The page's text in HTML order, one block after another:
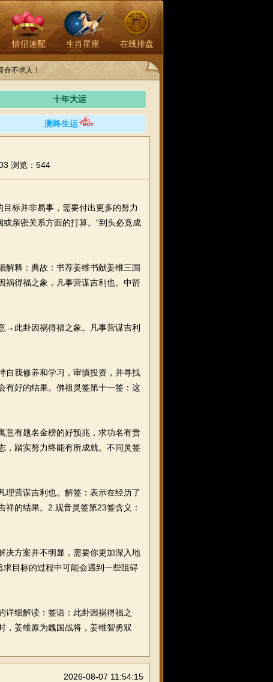
情侣速配 生肖星座 在线排盘
不求人！
十年大运
测终生运
浏览：544
标并非易事，需要付出更多的努力
亲密关系方面的打算。“到头必竟成
释：典故：书荐姜维书献姜维三国
祸得福之象，凡事营谋吉利也。中箭
此卦因祸得福之象。凡事营谋吉利
我修养和学习，审慎投资，并寻找
有好的结果。佛祖灵签第十一签：这
有题名金榜的好预兆，求功名有贵
，踏实努力终能有所成就。不同灵签
营谋吉利也。解签：表示在经历了
的结果。2.观音灵签第23签含义：
方案并不明显，需要你更加深入地
求目标的过程中可能会遇到一些阻碍
细解读：签语：此卦因祸得福之
，姜维原为魏国战将，姜维智勇双
2026-08-07 11:54:15